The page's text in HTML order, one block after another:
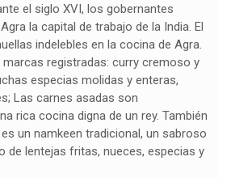
el siglo XVI, los gobernantes
la capital de trabajo de la India. El
indelebles en la cocina de Agra.
marcas registradas: curry cremoso y
especias molidas y enteras,
Las carnes asadas son
rica cocina digna de un rey. También
un namkeen tradicional, un sabroso
de lentejas fritas, nueces, especias y